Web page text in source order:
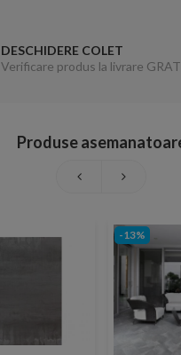
DESCHIDERE COLET
Verificare produs la livrare
Produse
-13%